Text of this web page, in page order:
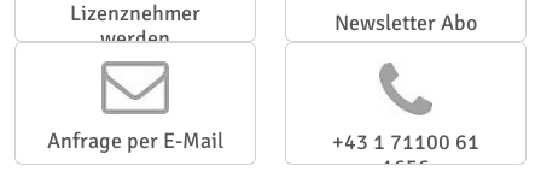
Lizenznehmer
werden
Newsletter Abo
Anfrage per E-Mail
+43 1 71100 61
1656